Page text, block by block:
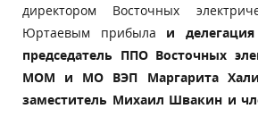
директором Восточных
Юртаевым прибыла и
председатель ППО Восточных
МОМ и МО ВЭП Маргарита
заместитель Михаил Швакин и